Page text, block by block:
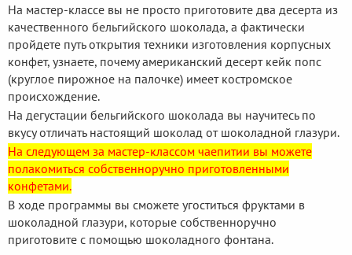
На мастер-классе вы не просто приготовите два десерта из
качественного бельгийского шоколада, а фактически
пройдете путь открытия техники изготовления корпусных
конфет, узнаете, почему американский десерт кейк попс
(круглое пирожное на палочке) имеет костромское
происхождение.
На дегустации бельгийского шоколада вы научитесь по
вкусу отличать настоящий шоколад от шоколадной глазури.
На следующем за мастер-классом чаепитии вы можете
полакомиться собственноручно приготовленными
конфетами.
В ходе программы вы сможете угоститься фруктами в
шоколадной глазури, которые собственноручно
приготовите с помощью шоколадного фонтана.